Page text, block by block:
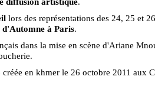
lors des représentations des 24, 25 et
d'Automne à Paris.
dans la mise en scène d'Ariane
en khmer le 26 octobre 2011 aux